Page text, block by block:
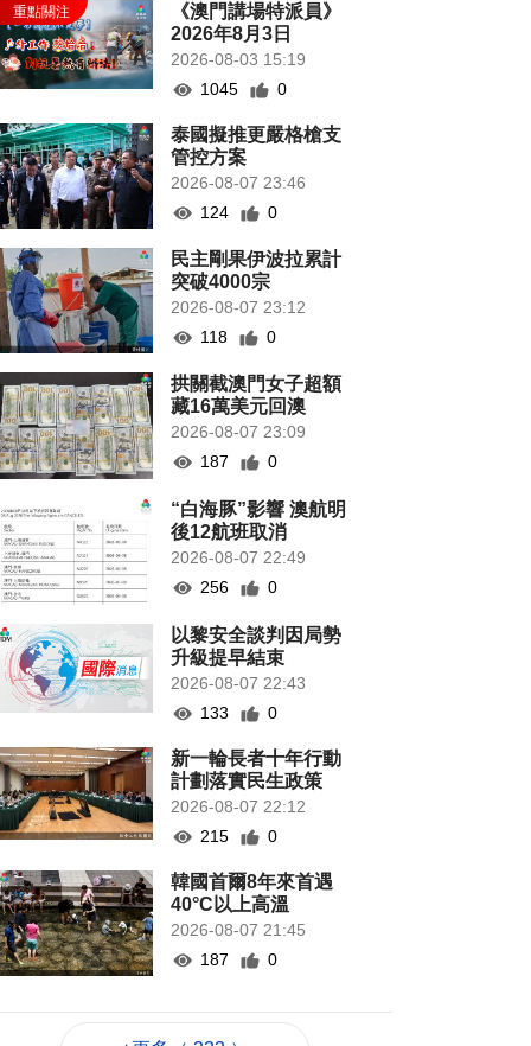
《澳門講場特派員》
2026年8月3日
2026-08-03 15:19
1045
0
泰國擬推更嚴格槍支
管控方案
2026-08-07 23:46
124
0
民主剛果伊波拉累計
突破4000宗
2026-08-07 23:12
118
0
拱關截澳門女子超額
藏16萬美元回澳
2026-08-07 23:09
187
0
“白海豚”影響 澳航明
後12航班取消
2026-08-07 22:49
256
0
以黎安全談判因局勢
升級提早結束
2026-08-07 22:43
133
0
新一輪長者十年行動
計劃落實民生政策
2026-08-07 22:12
215
0
韓國首爾8年來首遇
40°C以上高溫
2026-08-07 21:45
187
0